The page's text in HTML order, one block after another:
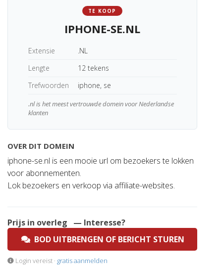
TE KOOP
IPHONE-SE.NL
Extensie
.NL
Lengte
12 tekens
Trefwoorden
iphone, se
.nl is het meest vertrouwde domein voor Nederlandse
klanten
OVER DIT DOMEIN
iphone-se.nl is een mooie url om bezoekers te lokken
voor abonnementen.
Lok bezoekers en verkoop via affiliate-websites.
Prijs in overleg
— Interesse?
BOD UITBRENGEN OF BERICHT STUREN
Login vereist · gratis aanmelden